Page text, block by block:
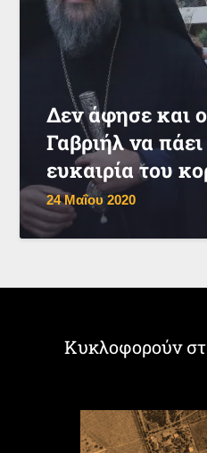
Δεν άφησε και
Γαβριήλ να
ευκαιρία του
24 Μαΐου 2020
Κυκλοφορούν